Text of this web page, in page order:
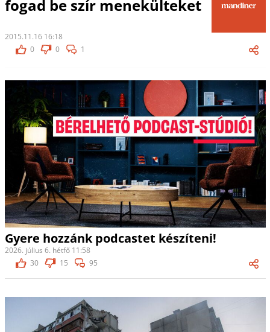
fogad be szír menekülteket
2015.11.16 16:18
0
0 1
Gyere hozzánk podcastet készíteni!
2026. július 6. hétfő 11:58
30
15 95